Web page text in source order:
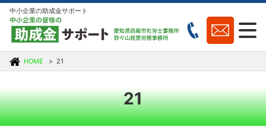
中小企業の助成金サポート
HOME 21
21